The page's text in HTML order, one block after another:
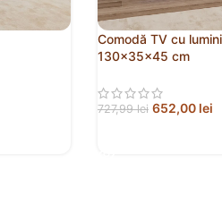
Comodă TV cu
130x35x45 cm
727,99lei 652,00 lei